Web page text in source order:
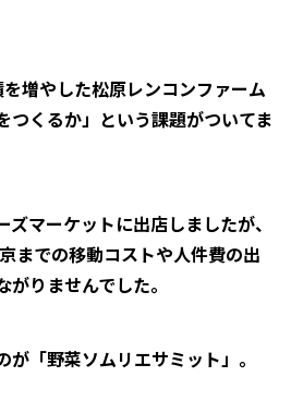
増やした松原レンコンファーム
つくるか」という課題がついてま
マーケットに出店しましたが、
までの移動コストや人件費の出
りませんでした。
「野菜ソムリエサミット」。